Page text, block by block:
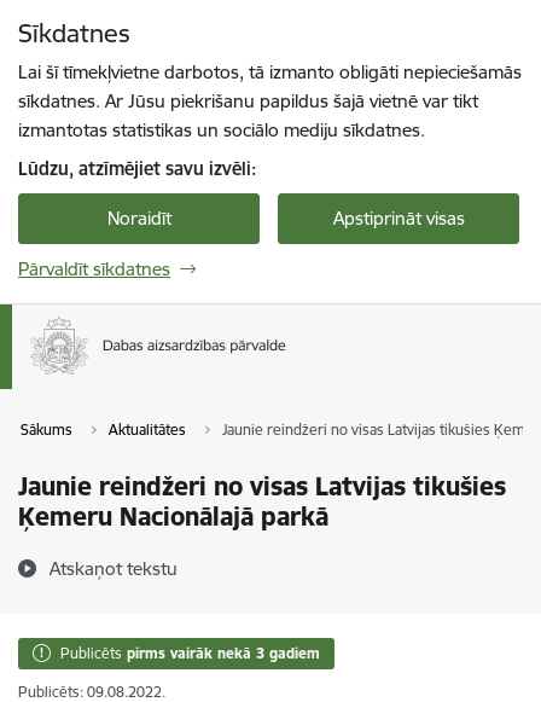
Sīkdatnes
Lai šī tīmekļvietne darbotos, tā izmanto obligāti nepieciešamās
sīkdatnes. Ar Jūsu piekrišanu papildus šajā vietnē var tikt
izmantotas statistikas un sociālo mediju sīkdatnes.
Lūdzu, atzīmējiet savu izvēli:
Noraidīt Apstiprināt visas
Pārvaldīt sīkdatnes
Sākums Aktualitātes Jaunie reindžeri no visas Latvijas tikušies
Jaunie reindžeri no visas Latvijas tikušies
Ķemeru Nacionālajā parkā
Atskaņot tekstu
Publicēts pirms vairāk nekā 3 gadiem
Publicēts: 09.08.2022.